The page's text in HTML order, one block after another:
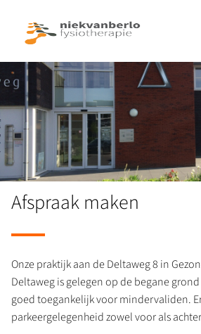
Afspraak maken
Onze praktijk aan de Deltaweg 8 in
Deltaweg is gelegen op de begane
goed toegankelijk voor mindervaliden.
parkeergelegenheid zowel voor als